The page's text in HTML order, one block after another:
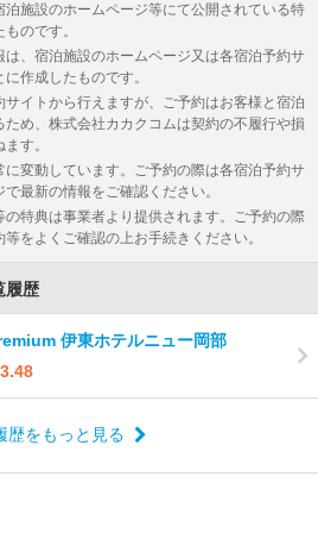
施設のホームページ等にて公開されている特
のです。
、宿泊施設のホームページ又は各宿泊予約サ
作成したものです。
イトから行えますが、ご予約はお客様と宿泊
め、株式会社カカクコムは契約の不履行や損
す。
変動しています。ご予約の際は各宿泊予約サ
最新の情報をご確認ください。
特典は事業者より提供されます。ご予約の際
をよくご確認の上お手続きください。
履歴
伊東ホテルニュー岡部
3.48
歴をもっと見る